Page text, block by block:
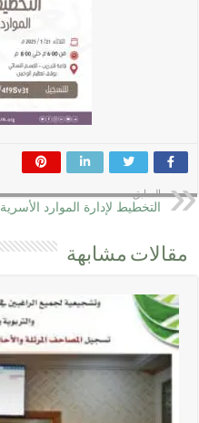
السابق
التخطيط لإدارة الموارد الأسرية
مقالات مشابهة